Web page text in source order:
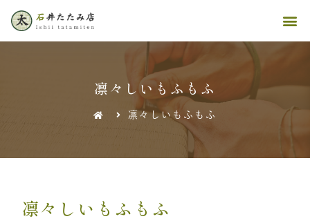
凛々しいもふもふ
凛々しいもふもふ
凛々しいもふもふ